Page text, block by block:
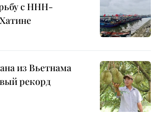
с ННН-
из Вьетнама
рекорд